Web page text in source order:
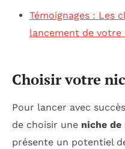
Témoignages : Les
lancement de
Choisir votre
Pour lancer avec
de choisir une niche de
présente un potentiel